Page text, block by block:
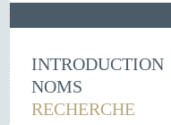
INTRODUCTION
NOMS
RECHERCHE